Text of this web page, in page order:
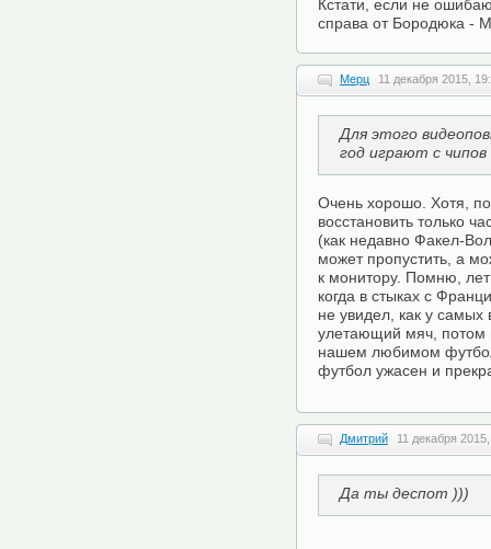
Кстати, если не
справа от Бородюка -
Мерц 11 декабря 2015,
Для этого
год играют с
Очень хорошо. Хотя,
восстановить только
(как недавно Факел-
может пропустить, а
к монитору. Помню,
когда в стыках с
не увидел, как у
улетающий мяч, потом
нашем любимом
футбол ужасен и
Дмитрий 11 декабря
Да ты деспот )))